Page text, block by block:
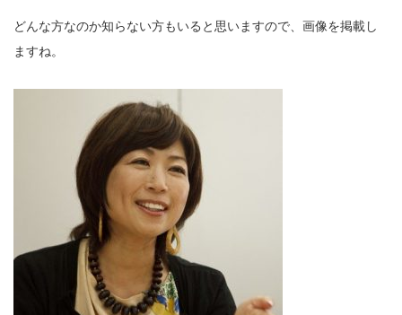
どんな方なのか知らない方もいると思いますので、画像を掲載し
ますね。